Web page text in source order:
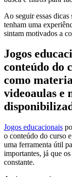
Ao seguir essas
tenham uma
sintam motivados a
Jogos
conteúdo do
como
videoaulas e
Jogos educacionais
o conteúdo do curso
uma ferramenta útil
importantes, já que
constante.